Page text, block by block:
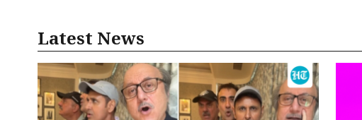
Latest News